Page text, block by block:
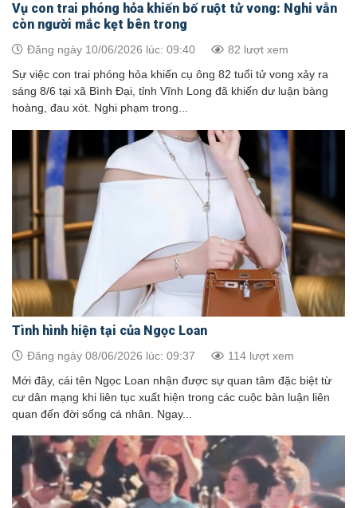
Vụ con trai phóng hỏa khiến bố ruột tử vong: Nghi vẫn
còn người mắc kẹt bên trong
Đăng ngày 10/06/2026 lúc: 09:40 82 lượt xem
Sự việc con trai phóng hỏa khiến cụ ông 82 tuổi tử vong xảy ra
sáng 8/6 tại xã Bình Đại, tỉnh Vĩnh Long đã khiến dư luận bàng
hoàng, đau xót. Nghi phạm trong...
Tình hình hiện tại của Ngọc Loan
Đăng ngày 08/06/2026 lúc: 09:37 114 lượt xem
Mới đây, cái tên Ngọc Loan nhận được sự quan tâm đặc biệt từ
cư dân mạng khi liên tục xuất hiện trong các cuộc bàn luận liên
quan đến đời sống cá nhân. Ngay...